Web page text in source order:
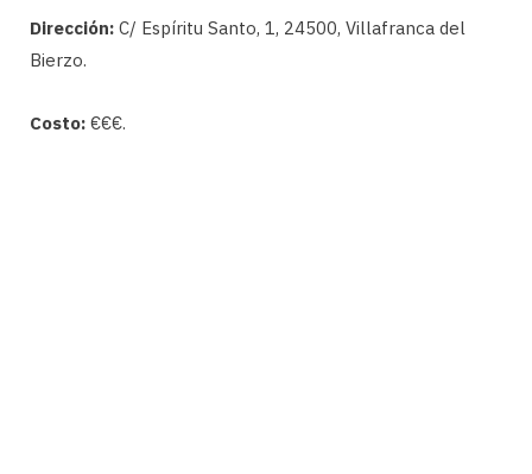
Dirección: C/ Espíritu Santo, 1, 24500, Villafranca del
Bierzo.
Costo: €€€.